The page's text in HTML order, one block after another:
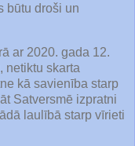
būtu droši un
ar 2020. gada 12.
netiktu skarta
kā savienība starp
Satversmē izpratni
laulībā starp vīrieti